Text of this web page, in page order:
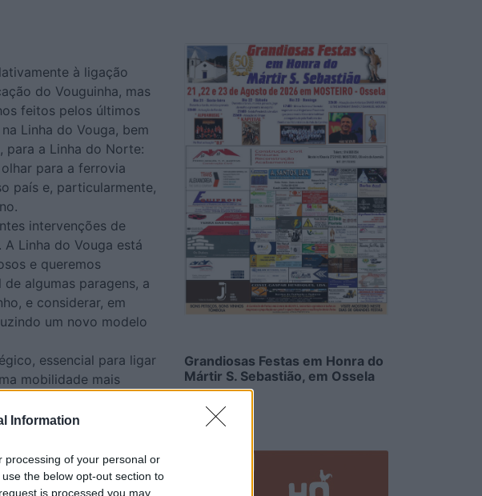
Information
processing of your personal or
the below opt-out section to
is processed you may
à ligação
do Vouguinha, mas
feitos pelos últimos
Linha do Vouga, bem
para a Linha do Norte:
para a ferrovia
país e, particularmente,
intervenções de
Linha do Vouga está
e queremos
algumas paragens, a
e considerar, em
um novo modelo
essencial para ligar
mobilidade mais
geral do PS
extensão de
Varzim. O antigo
Grandiosas Festas em Honra do
Mártir S. Sebastião, em Ossela